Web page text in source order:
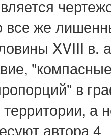
же
XVIII в.
в
а
автора 4